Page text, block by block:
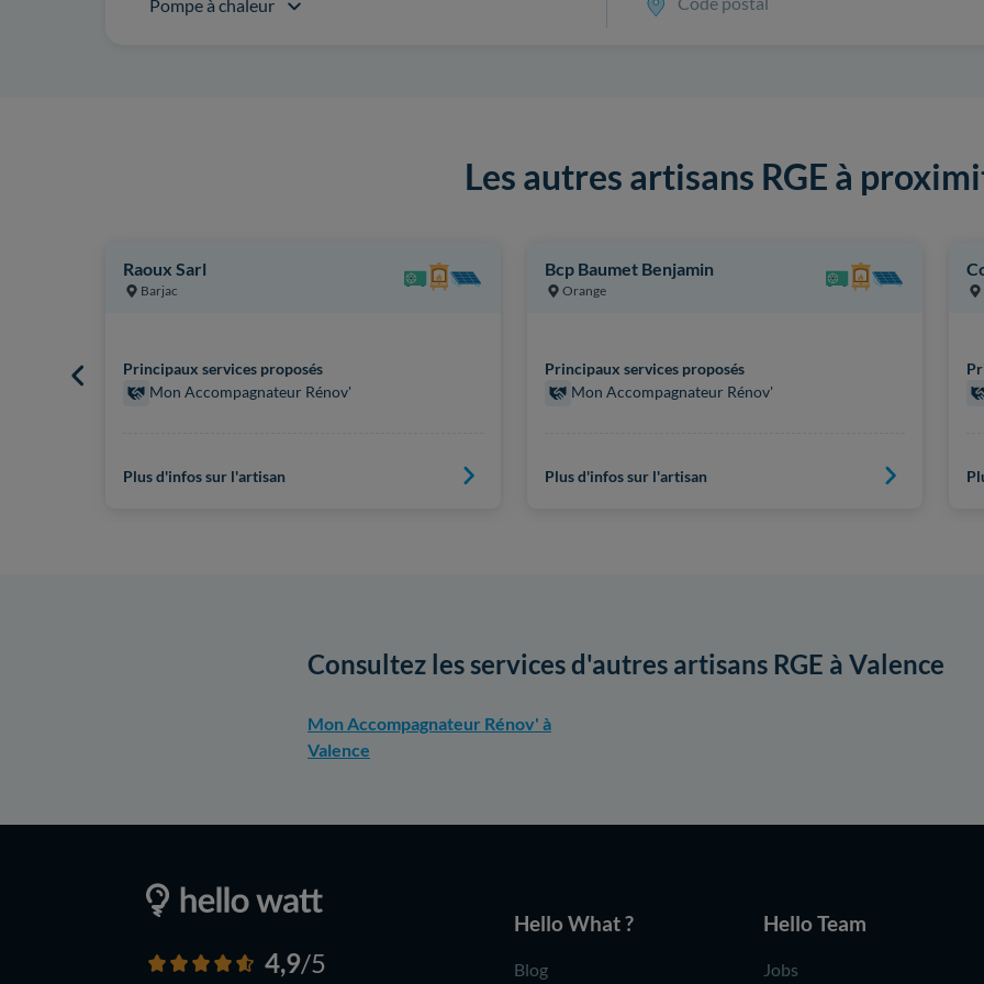
Pompe à chaleur
Les autres artisans RGE à
Raoux Sarl
Barjac
Principaux services proposés
Mon Accompagnateur Rénov'
Plus d'infos sur l'artisan
Bcp Baumet Benjamin
Orange
Principaux services proposés
Mon Accompagnateur Rénov'
Plus d'infos sur l'artisan
Consultez les services d'autres artisans RGE à Valence
Mon Accompagnateur Rénov' à
Valence
4,9/5
Hello What ?
Blog
Hello Team
Jobs